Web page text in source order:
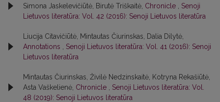
Simona Jaskelevičiūtė, Birutė Triškaitė, Chronicle
Senoji
Lietuvos literatūra: Vol. 42 (2016): Senoji Lietuvos literatūra
Liucija Citavičiūtė, Mintautas Čiurinskas, Dalia Dilytė,
Annotations
Senoji Lietuvos literatūra: Vol. 41 (2016): Senoji
Lietuvos literatūra
Mintautas Čiurinskas, Živilė Nedzinskaitė, Kotryna Rekašiūtė,
Asta Vaškelienė, Chronicle
Senoji Lietuvos literatūra: Vol.
48 (2019): Senoji Lietuvos literatūra